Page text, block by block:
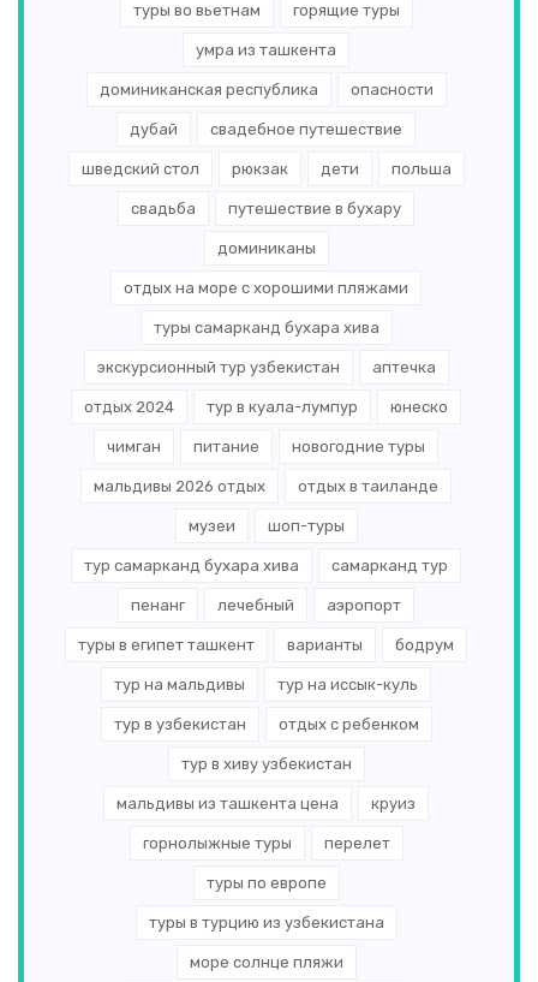
туры во вьетнам горящие туры
умра из ташкента
доминиканская республика опасности
дубай свадебное путешествие
шведский стол рюкзак дети польша
свадьба путешествие в бухару
доминиканы
отдых на море с хорошими пляжами
туры самарканд бухара хива
экскурсионный тур узбекистан аптечка
отдых 2024 тур в куала-лумпур юнеско
чимган питание новогодние туры
мальдивы 2026 отдых отдых в таиланде
музеи шоп-туры
тур самарканд бухара хива самарканд тур
пенанг лечебный аэропорт
туры в египет ташкент варианты бодрум
тур на мальдивы тур на иссык-куль
тур в узбекистан отдых с ребенком
тур в хиву узбекистан
мальдивы из ташкента цена круиз
горнолыжные туры перелет
туры по европе
туры в турцию из узбекистана
море солнце пляжи